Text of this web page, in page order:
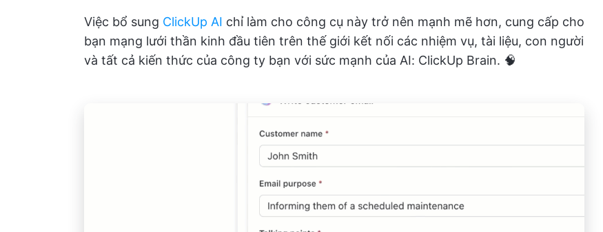
Việc bổ sung ClickUp AI chỉ làm cho công cụ này trở nên mạnh mẽ hơn, cung cấp cho
bạn mạng lưới thần kinh đầu tiên trên thế giới kết nối các nhiệm vụ, tài liệu, con người
và tất cả kiến thức của công ty bạn với sức mạnh của AI: ClickUp Brain. 🧠